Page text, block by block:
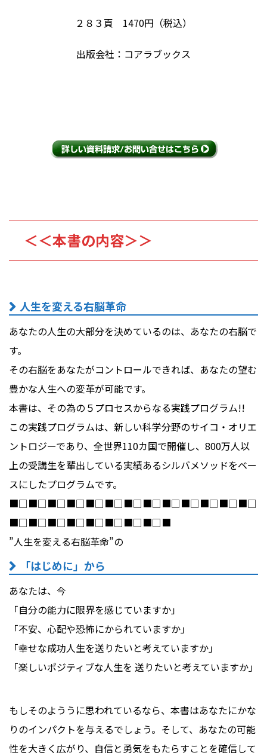
２８３頁 1470円（税込）
出版会社：コアラブックス
＜＜本書の内容＞＞
人生を変える右脳革命
あなたの人生の大部分を決めているのは、あなたの右脳で
す。
その右脳をあなたがコントロールできれば、あなたの望む
豊かな人生への変革が可能です。
本書は、その為の５プロセスからなる実践プログラム!!
この実践プログラムは、新しい科学分野のサイコ・オリエ
ントロジーであり、全世界110カ国で開催し、800万人以
上の受講生を輩出している実績あるシルバメソッドをベー
スにしたプログラムです。
■□■□■□■□■□■□■□■□■□■□■□■□■□
■□■□■□■□■□■□■□■□■
”人生を変える右脳革命”の
「はじめに」から
あなたは、今
「自分の能力に限界を感じていますか」
「不安、心配や恐怖にかられていますか」
「幸せな成功人生を送りたいと考えていますか」
「楽しいポジティブな人生を 送りたいと考えていますか」
もしそのよううに思われているなら、本書はあなたにかな
りのインパクトを与えるでしょう。そして、あなたの可能
性を大きく広がり、自信と勇気をもたらすことを確信して